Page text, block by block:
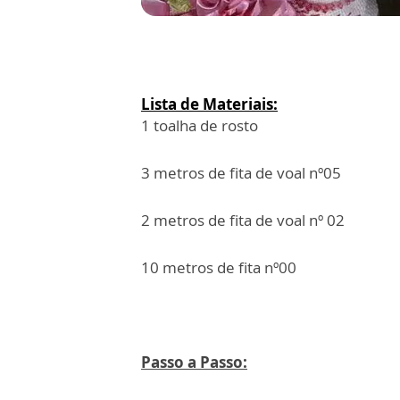
Lista de Materiais:
1 toalha de rosto
3 metros de fita de voal nº05
2 metros de fita de voal nº 02
10 metros de fita nº00
Passo a Passo: